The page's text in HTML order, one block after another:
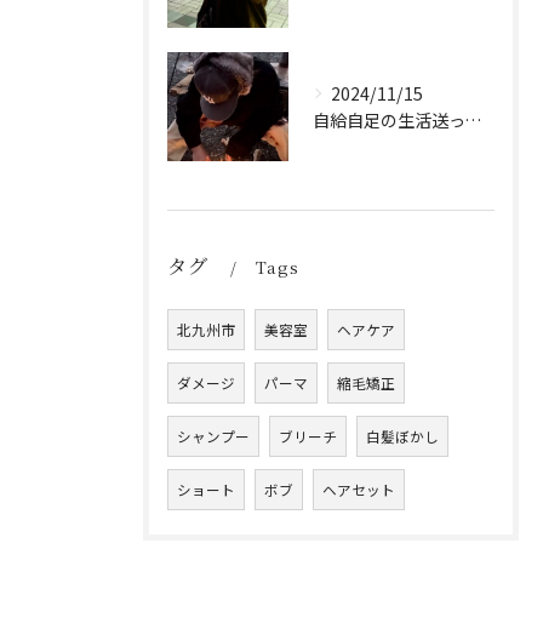
2024/11/15
自給自足の生活送ってます
タグ Tags
北九州市 美容室 ヘアケア
ダメージ パーマ 縮毛矯正
シャンプー ブリーチ 白髪ぼかし
ショート ボブ ヘアセット